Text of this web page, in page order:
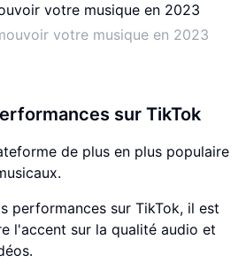
votre musique en 2023
sur TikTok
de plus en plus populaire
performances sur TikTok, il est
l'accent sur la qualité audio et